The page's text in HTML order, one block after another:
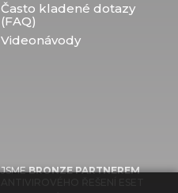
Často kladené dotazy
(FAQ)
Videonávody
JSMEBRONZE PARTNEREM